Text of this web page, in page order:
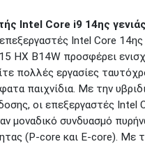
A.
ΑΠΟΘΗΚΕΣ
Η Διαθεσιμότητα
εδώ
Intel Core i9 14ης γενιάς
Intel Core 14ης
HX B14W προσφέρει
πολλές εργασίες
παιχνίδια. Με την
οι επεξεργαστές Intel
μοναδικό συνδυασμό
(P-core και E-core). Με